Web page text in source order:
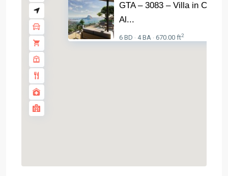
GTA – 3083 – Villa in Calpe
Al...
6 BD · 4 BA · 670.00 ft2